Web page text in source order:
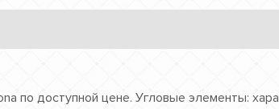
по доступной цене. Угловые элементы: